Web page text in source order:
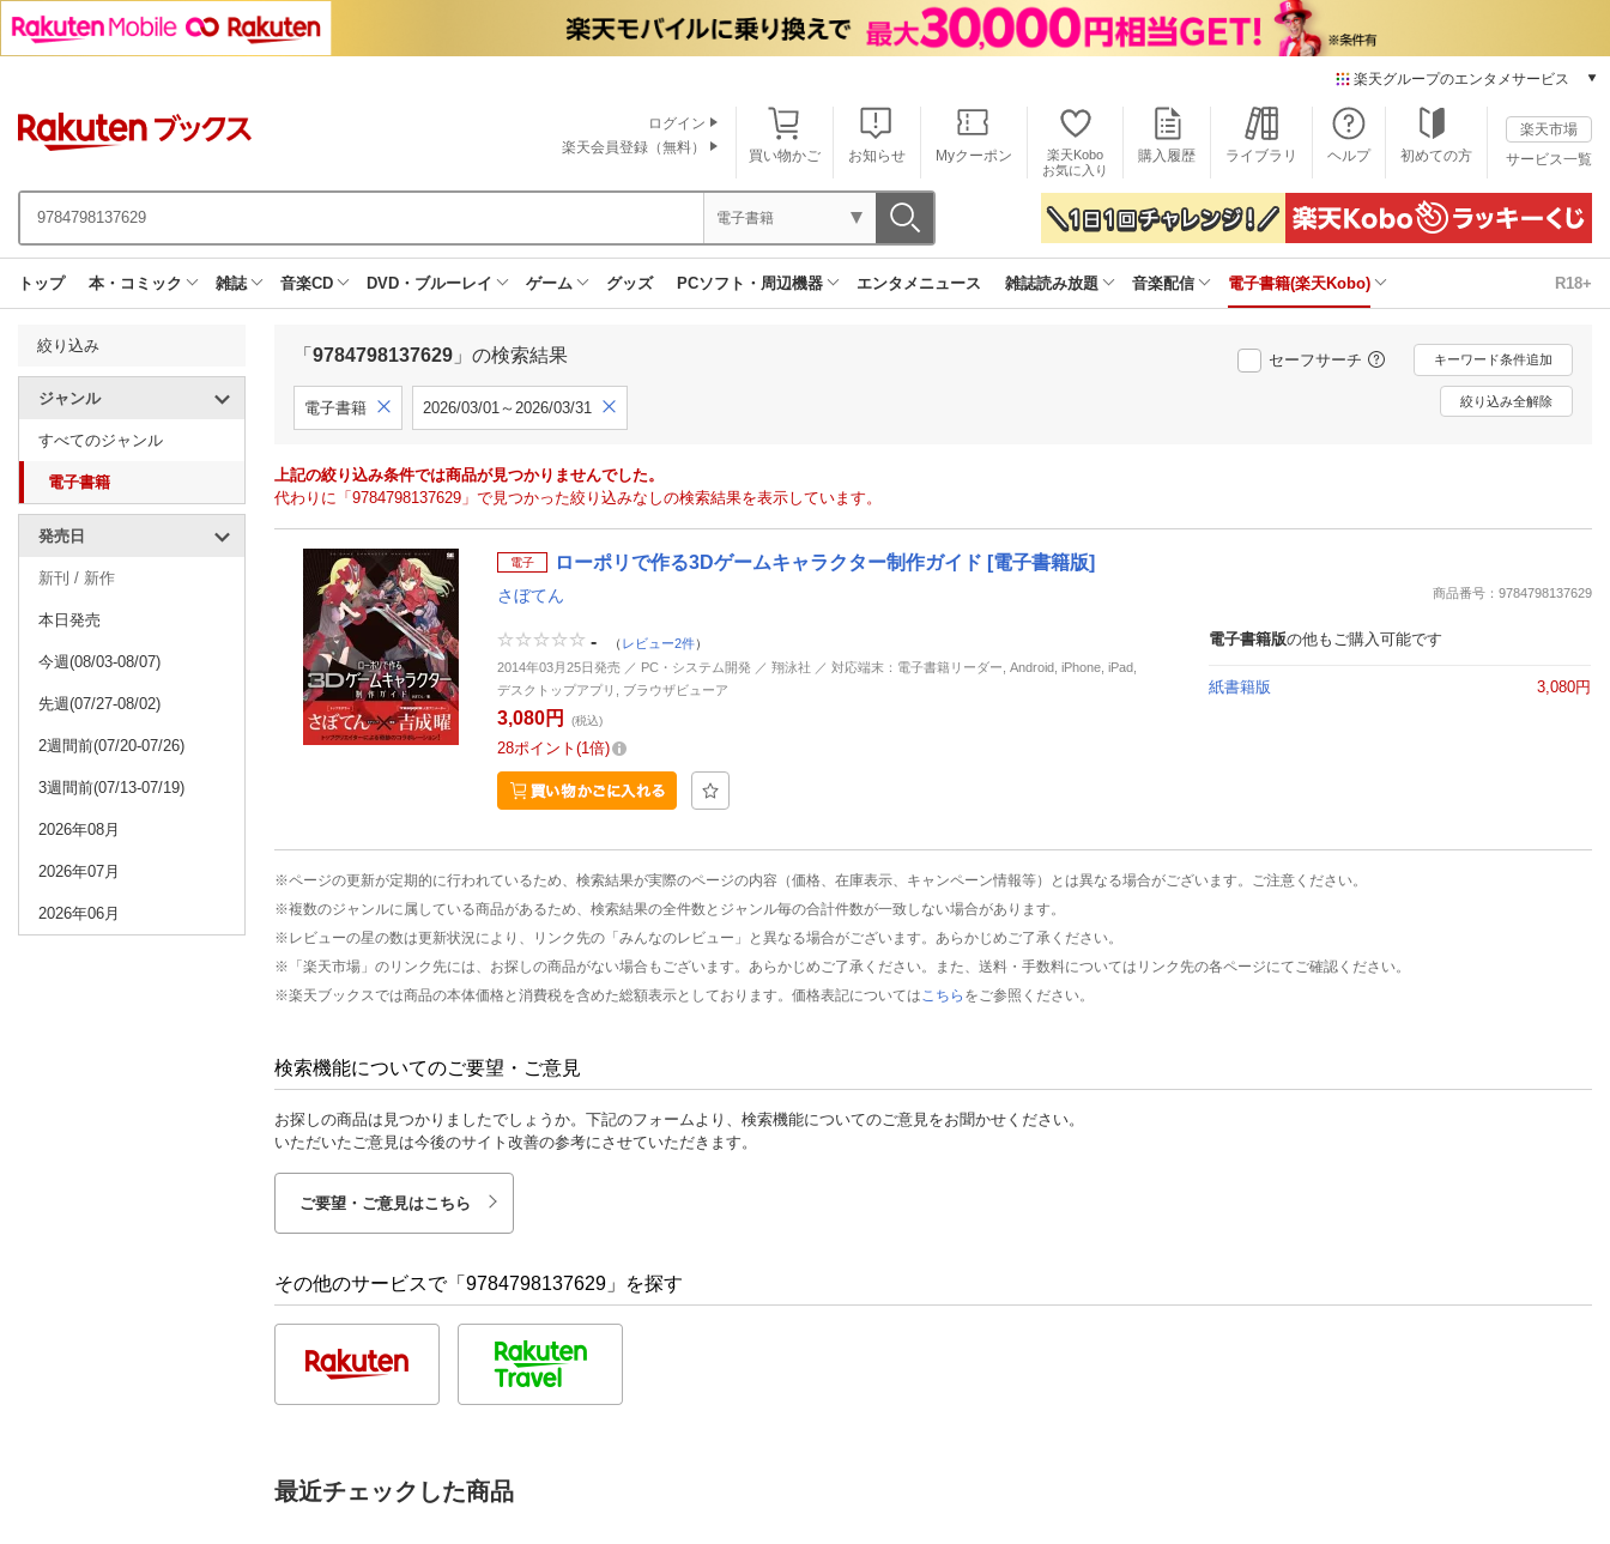
楽天グループのエンタメサービス
本/ゲーム/CD/DVD
楽天ブックス
電子書籍
楽天Kobo
雑誌読み放題
楽天ミュージック
動画配信
楽天TV
動画配信ガイド
推し楽
買い物かご お知らせ Myクーポン
楽天Kobo
お気に入り
購入履歴 ライブラリ ヘルプ 初めての方
楽天市場
サービス一覧
ログイン
楽天会員登録（無料）
電子書籍
トップ 本・コミック 雑誌 音楽CD DVD・ブルーレイ ゲーム グッズ PCソフト・周辺機器 エンタメニュース 雑誌読み放題 音楽配信 電子書籍(楽天Kobo) R18+
絞り込み
ジャンル
すべてのジャンル
電子書籍
発売日
新刊 / 新作
本日発売
今週(08/03-08/07)
先週(07/27-08/02)
2週間前(07/20-07/26)
3週間前(07/13-07/19)
2026年08月
2026年07月
2026年06月
「 9784798137629 」の検索結果 セーフサーチ キーワード条件追加
電子書籍 2026/03/01～2026/03/31 絞り込み全解除
上記の絞り込み条件では商品が見つかりませんでした。
代わりに「9784798137629」で見つかった絞り込みなしの検索結果を表示しています。
電子 ローポリで作る3Dゲームキャラクター制作ガイド [電子書籍版]
さぼてん 商品番号：9784798137629
- （ レビュー2件）
2014年03月25日発売 ／ PC・システム開発 ／ 翔泳社 ／ 対応端末：電子書籍リーダー, Android, iPhone, iPad,
デスクトップアプリ, ブラウザビューア
3,080円 (税込)
28ポイント 1倍
電子書籍版の他もご購入可能です
紙書籍版 3,080円
※ページの更新が定期的に行われているため、検索結果が実際のページの内容（価格、在庫表示、キャンペーン情報等）とは異なる場合がございます。ご注意ください。
※複数のジャンルに属している商品があるため、検索結果の全件数とジャンル毎の合計件数が一致しない場合があります。
※レビューの星の数は更新状況により、リンク先の「みんなのレビュー」と異なる場合がございます。あらかじめご了承ください。
※「楽天市場」のリンク先には、お探しの商品がない場合もございます。あらかじめご了承ください。また、送料・手数料についてはリンク先の各ページにてご確認ください。
※楽天ブックスでは商品の本体価格と消費税を含めた総額表示としております。価格表記については こちら をご参照ください。
検索機能についてのご要望・ご意見
お探しの商品は見つかりましたでしょうか。下記のフォームより、検索機能についてのご意見をお聞かせください。
いただいたご意見は今後のサイト改善の参考にさせていただきます。
ご要望・ご意見はこちら
その他のサービスで「9784798137629」を探す
最近チェックした商品